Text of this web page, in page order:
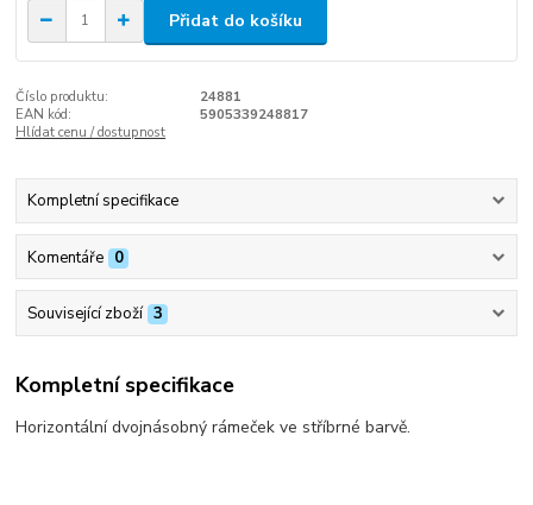
Přidat do košíku
Číslo produktu:
24881
EAN kód:
5905339248817
Hlídat cenu / dostupnost
Kompletní specifikace
Komentáře 0
Související zboží 3
Kompletní specifikace
Horizontální dvojnásobný rámeček ve stříbrné barvě.